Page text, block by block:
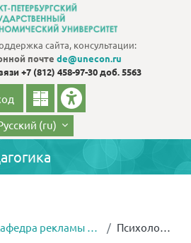
сайта, консультации:
почте de@unecon.ru
+7 (812) 458-97-30 доб. 5563
‎(ru)‎
Кафедра рекламы и связей с общественностью Психология и педагогика